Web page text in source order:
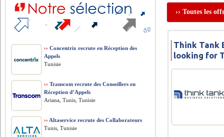
›› Toutes les
Think Tank
looking for
›› Concentrix recrute en Réception des
Appels
Tunisie
›› Transcom recrute des Conseillers en
Réception d’Appels
Ariana, Tunis, Tunisie
›› Altaservice recrute des Collaborateurs
Tunis, Tunisie